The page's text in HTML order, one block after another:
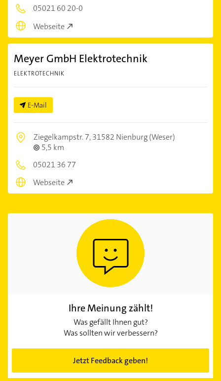
05021 60 20-0
Webseite
Meyer GmbH Elektrotechnik
ELEKTROTECHNIK
E-Mail
Ziegelkampstr. 7,31582 Nienburg (Weser)
5,5 km
05021 36 77
Webseite
Ihre Meinung zählt!
Was gefällt Ihnen gut?
Was sollten wir verbessern?
Jetzt Feedback geben!